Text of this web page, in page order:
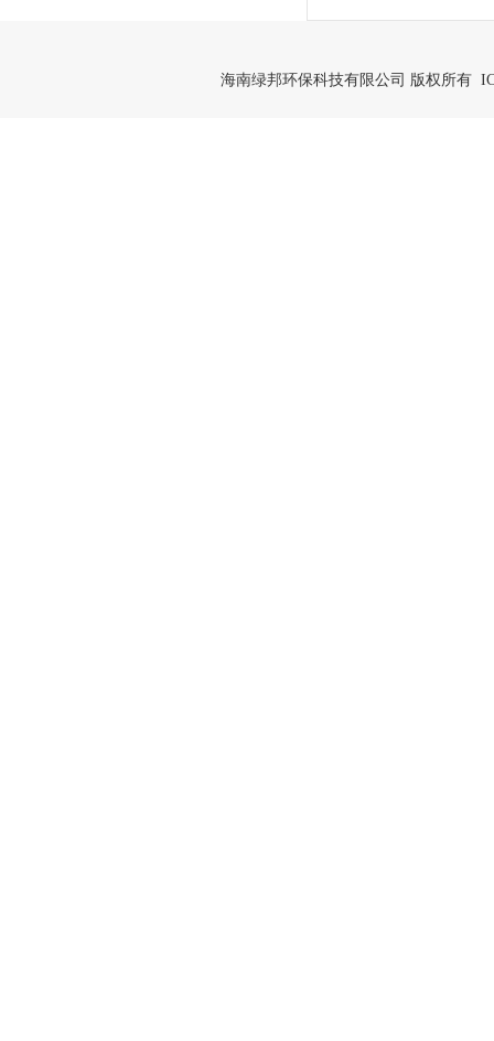
海南绿邦环保科技有限公司 版权所有